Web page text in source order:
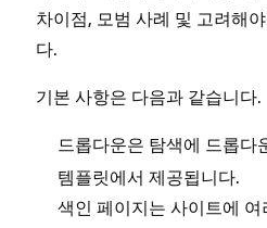
차이점, 모범 사례 및 고려해
다.
기본 사항은 다음과 같습니다.
드롭다운은 탐색에 드롭다
템플릿에서 제공됩니다.
색인 페이지 는 사이트에